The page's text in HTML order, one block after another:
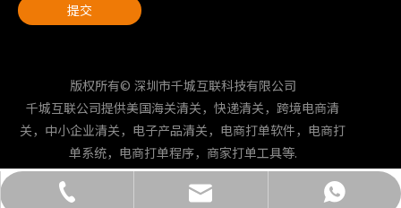
+86-132-4473-6216
yuxiaohu@qchlkj.com
+86-132-4473-6216
提交
版权所有© 深圳市千城互联科技有限公司
千城互联公司提供美国海关清关，快递清关，跨境电商清
关，中小企业清关，电子产品清关，电商打单软件，电商打
单系统，电商打单程序，商家打单工具等.